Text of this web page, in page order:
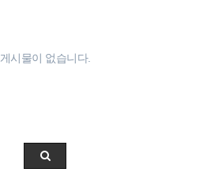
게시물이 없습니다.